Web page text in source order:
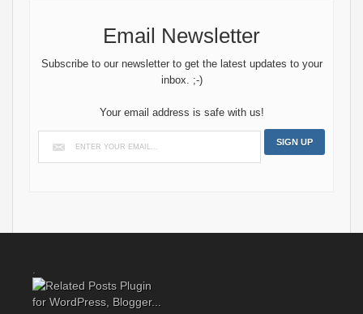
Email Newsletter
Subscribe to our newsletter to get the latest updates to your
inbox. ;-)
Your email address is safe with us!